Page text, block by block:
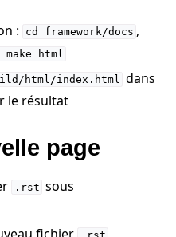
rapide
: cd framework/docs ,
make html
html/index.html
dans
le résultat
page
.rst sous